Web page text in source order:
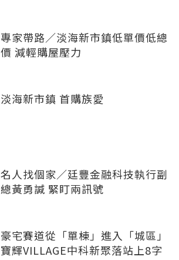
專家帶路／淡海新市鎮低單價低總
價 減輕購屋壓力
淡海新市鎮 首購族愛
名人找個家／廷豐金融科技執行副
總黃勇諴 緊盯兩訊號
豪宅賽道從「單棟」進入「城區」
寶輝VILLAGE中科新聚落站上8字